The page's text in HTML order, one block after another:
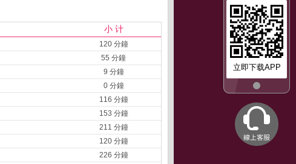
立即下载APP
小 计
120 分鐘
55 分鐘
9 分鐘
0 分鐘
116 分鐘
153 分鐘
211 分鐘
120 分鐘
226 分鐘